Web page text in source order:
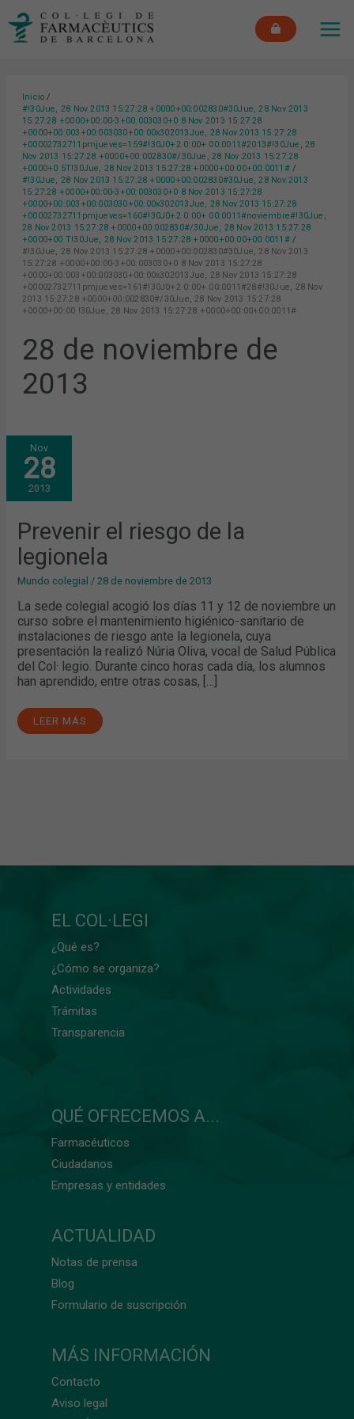
Inicio
#!30Jue, 28 Nov 2013 15:27:28 +0000+00:002830#30Jue, 28 Nov 2013
15:27:28 +0000+00:00-3+00:003030+0 8 Nov 2013 15:27:28
+0000+00:003+00:003030+00:00x302013Jue, 28 Nov 2013 15:27:28
+00002732711pmjueves=159#!30J0+2 0:00+ 00:0011#2013#!30Jue, 28
Nov 2013 15:27:28 +0000+00:002830#/30Jue, 28 Nov 2013 15:27:28
+0000+0 5T!30Jue, 28 Nov 2013 15:27:28 +0000+00:00+00:0011#
#!30Jue, 28 Nov 2013 15:27:28 +0000+00:002830#30Jue, 28 Nov 2013
15:27:28 +0000+00:00-3+00:003030+0 8 Nov 2013 15:27:28
+0000+00:003+00:003030+00:00x302013Jue, 28 Nov 2013 15:27:28
+00002732711pmjueves=160#!30J0+2 0:00+ 00:0011#noviembre#!30Jue,
28 Nov 2013 15:27:28 +0000+00:002830#/30Jue, 28 Nov 2013 15:27:28
+0000+00 T!30Jue, 28 Nov 2013 15:27:28 +0000+00:00+00:0011#
#!30Jue, 28 Nov 2013 15:27:28 +0000+00:002830#30Jue, 28 Nov 2013
15:27:28 +0000+00:00-3+00:003030+0 8 Nov 2013 15:27:28
+0000+00:003+00:003030+00:00x302013Jue, 28 Nov 2013 15:27:28
+00002732711pmjueves=161#!30J0+2 0:00+ 00:0011#28#!30Jue, 28 Nov
2013 15:27:28 +0000+00:002830#/30Jue, 28 Nov 2013 15:27:28
+0000+00:00 !30Jue, 28 Nov 2013 15:27:28 +0000+00:00+00:0011#
28 de noviembre de
2013
Nov
28
2013
Prevenir el riesgo de la
legionela
Mundo colegial /28 de noviembre de 2013
La sede colegial acogió los días 11 y 12 de noviembre un
curso sobre el mantenimiento higiénico-sanitario de
instalaciones de riesgo ante la legionela, cuya
presentación la realizó Núria Oliva, vocal de Salud Pública
del Col· legio. Durante cinco horas cada día, los alumnos
han aprendido, entre otras cosas, […]
PREVENIR
EL
RIESGO
DE
LA
LEGIONELA
LEER MÁS
EL COL·LEGI
¿Qué es?
¿Cómo se organiza?
Actividades
Trámitas
Transparencia
QUÉ OFRECEMOS A...
Farmacéuticos
Ciudadanos
Empresas y entidades
ACTUALIDAD
Notas de prensa
Blog
Formulario de suscripción
MÁS INFORMACIÓN
Contacto
Aviso legal